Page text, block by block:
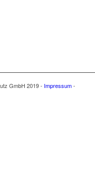
GmbH 2019 - Impressum-